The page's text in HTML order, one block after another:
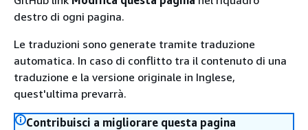
destro di ogni pagina.
Le traduzioni sono generate tramite traduzione
automatica. In caso di conflitto tra il contenuto di una
traduzione e la versione originale in Inglese,
quest'ultima prevarrà.
Contribuisci a migliorare questa pagina